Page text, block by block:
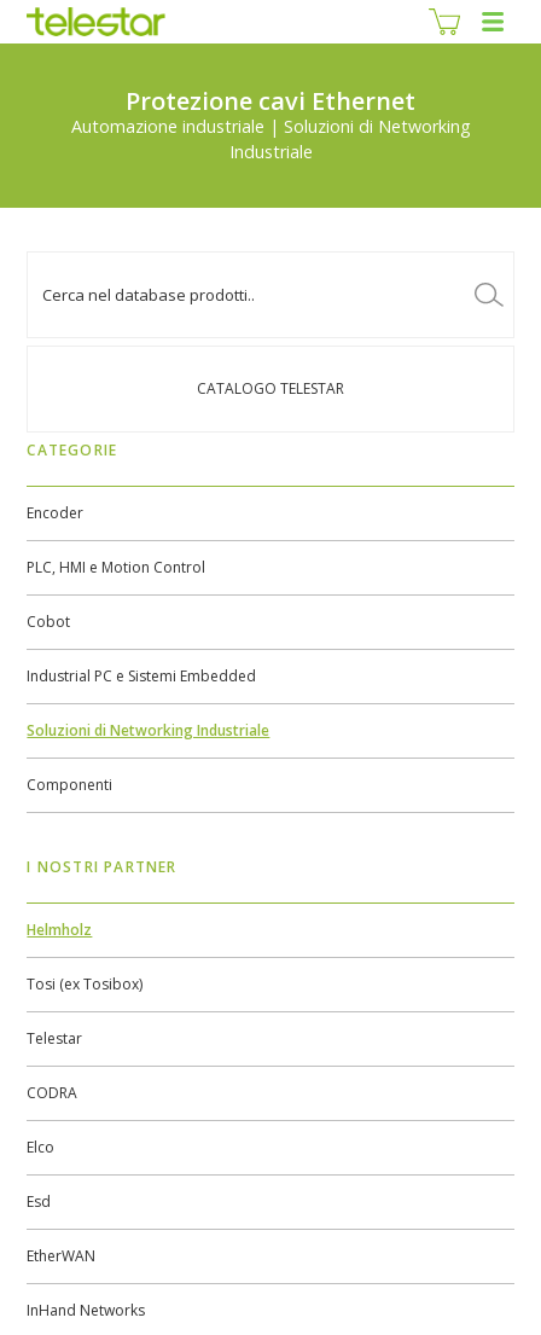
Protezione cavi Ethernet
Automazione industriale | Soluzioni di Networking
Industriale
CATALOGO TELESTAR
CATEGORIE
Encoder
PLC, HMI e Motion Control
Cobot
Industrial PC e Sistemi Embedded
Soluzioni di Networking Industriale
Componenti
I NOSTRI PARTNER
Helmholz
Tosi (ex Tosibox)
Telestar
CODRA
Elco
Esd
EtherWAN
InHand Networks